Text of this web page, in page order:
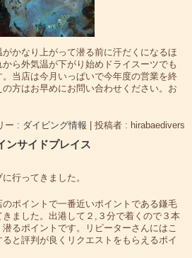
かなり上がって潜る前に汗だくになるほ
ら外気温が下がり始めドライスーツでも
当店は今月いっぱいで今年度の営業を終
方はお早めにお問い合わせください。お
ー : ダイビング情報 投稿者 : hirabaedivers
サイドプレイス
行ってきました。
ポイントで一番近いポイントである鎌毛
ました。出港して２,３分で着くので３本
るポイントです。リピーターさんにはこ
と評判が良くリクエストをもらえるポイ